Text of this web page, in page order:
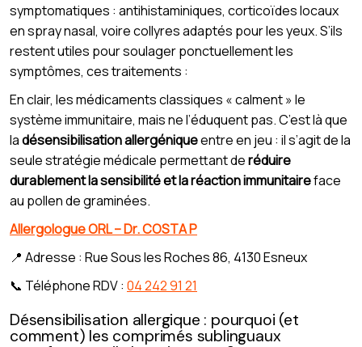
symptomatiques : antihistaminiques, corticoïdes locaux
en spray nasal, voire collyres adaptés pour les yeux. S’ils
restent utiles pour soulager ponctuellement les
symptômes, ces traitements :
En clair, les médicaments classiques « calment » le
système immunitaire, mais ne l’éduquent pas. C’est là que
ladésensibilisation allergéniqueentre en jeu : il s’agit de la
seule stratégie médicale permettant deréduire
durablement la sensibilité et la réaction immunitaireface
au pollen de graminées.
Allergologue ORL – Dr. COSTA P
📍 Adresse : Rue Sous les Roches 86, 4130 Esneux
📞 Téléphone RDV : 04 242 91 21
Désensibilisation allergique : pourquoi (et
comment) les comprimés sublinguaux